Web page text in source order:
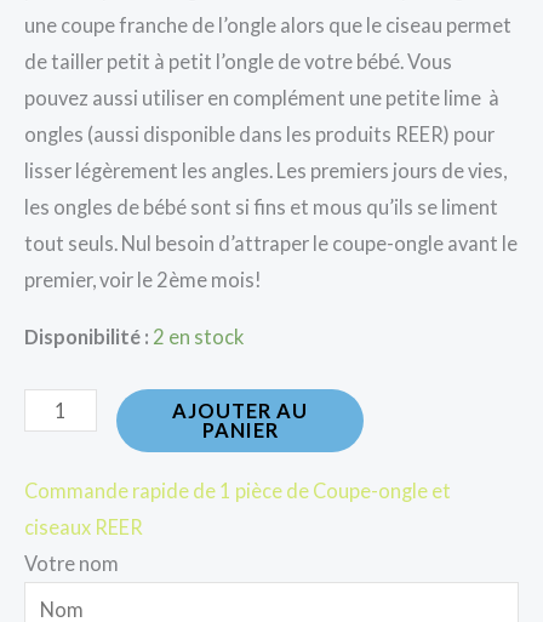
une coupe franche de l’ongle alors que le ciseau permet
de tailler petit à petit l’ongle de votre bébé. Vous
pouvez aussi utiliser en complément une petite lime à
ongles (aussi disponible dans les produits REER) pour
lisser légèrement les angles. Les premiers jours de vies,
les ongles de bébé sont si fins et mous qu’ils se liment
tout seuls. Nul besoin d’attraper le coupe-ongle avant le
premier, voir le 2ème mois!
Disponibilité : 2 en stock
AJOUTER AU
PANIER
Commande rapide de 1 pièce de Coupe-ongle et
ciseaux REER
Votre nom